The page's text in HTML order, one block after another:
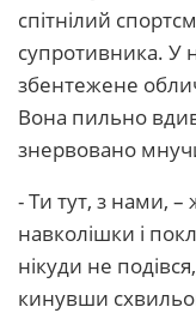
спітнілий
супротивника. У
збентежене
Вона пильно
знервовано
- Ти тут, з нами, –
навколішки і
нікуди не
кинувши